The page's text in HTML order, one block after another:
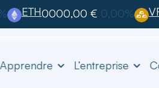
ETH0000,00 € 0,00%
Apprendre L’entreprise